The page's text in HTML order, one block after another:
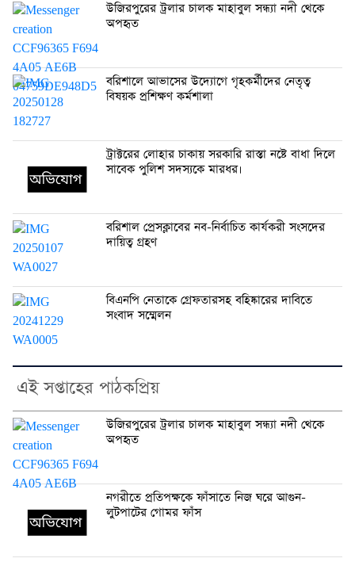
উজিরপুরের ট্রলার চালক মাহাবুল সন্ধ্যা নদী থেকে
অপহৃত
বরিশালে আভাসের উদ্যোগে গৃহকর্মীদের নেতৃত্ব
বিষয়ক প্রশিক্ষণ কর্মশালা
ট্রাক্টরের লোহার চাকায় সরকারি রাস্তা নষ্টে বাধা দিলে
সাবেক পুলিশ সদস্যকে মারধর।
বরিশাল প্রেসক্লাবের নব-নির্বাচিত কার্যকরী সংসদের
দায়িত্ব গ্রহণ
বিএনপি নেতাকে গ্রেফতারসহ বহিষ্কারের দাবিতে
সংবাদ সম্মেলন
এই সপ্তাহের পাঠকপ্রিয়
উজিরপুরের ট্রলার চালক মাহাবুল সন্ধ্যা নদী থেকে
অপহৃত
নগরীতে প্রতিপক্ষকে ফাঁসাতে নিজ ঘরে আগুন-
লুটপাটের গোমর ফাঁস